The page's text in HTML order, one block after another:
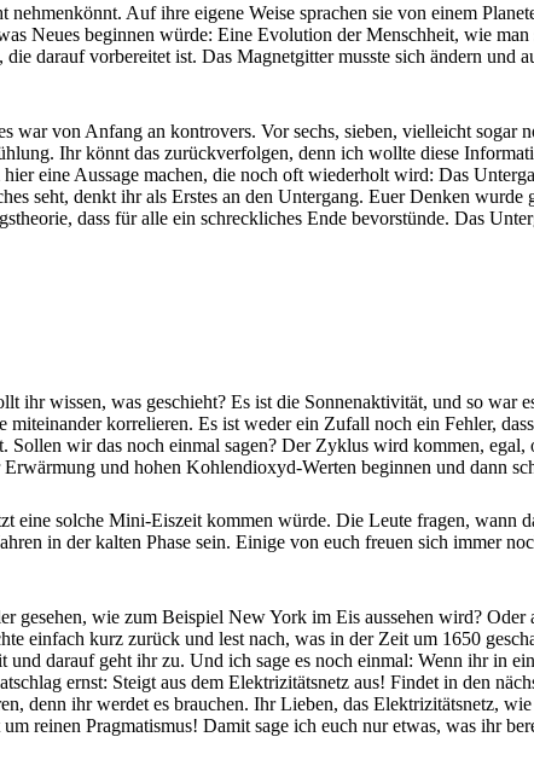
Auf ihre eigene Weise sprachen sie von einem
Neues beginnen würde: Eine Evolution der Menschheit, wie
darauf vorbereitet ist. Das Magnetgitter musste sich ändern und
war von Anfang an kontrovers. Vor sechs, sieben, vielleicht sogar
Ihr könnt das zurückverfolgen, denn ich wollte diese
eine Aussage machen, die noch oft wiederholt wird: Das
seht, denkt ihr als Erstes an den Untergang. Euer Denken wurde
dass für alle ein schreckliches Ende bevorstünde. Das
ihr wissen, was geschieht? Es ist die Sonnenaktivität, und so war
korrelieren. Es ist weder ein Zufall noch ein Fehler,
wir das noch einmal sagen? Der Zyklus wird kommen, egal,
und hohen Kohlendioxyd-Werten beginnen und dann
eine solche Mini-Eiszeit kommen würde. Die Leute fragen, wann
in der kalten Phase sein. Einige von euch freuen sich immer
wie zum Beispiel New York im Eis aussehen wird?
einfach kurz zurück und lest nach, was in der Zeit um 1650
darauf geht ihr zu. Und ich sage es noch einmal: Wenn ihr in
ernst: Steigt aus dem Elektrizitätsnetz aus! Findet in den
denn ihr werdet es brauchen. Ihr Lieben, das Elektrizitätsnetz,
reinen Pragmatismus! Damit sage ich euch nur etwas, was ihr